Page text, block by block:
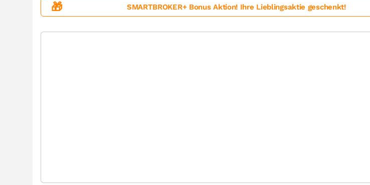
🎁 SMARTBROKER+ Bonus Aktion! Ihre Lieblingsaktie geschenkt!